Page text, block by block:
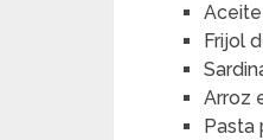
Frijol
Arroz
Pasta